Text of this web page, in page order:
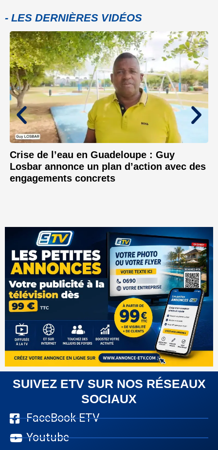
- LES DERNIÈRES VIDÉOS
Crise de l’eau en Guadeloupe : Guy
Losbar annonce un plan d’action avec des
engagements concrets
SUIVEZ ETV SUR NOS RÉSEAUX
SOCIAUX
FaceBook ETV
Youtube